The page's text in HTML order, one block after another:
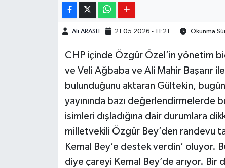
Ali ARASLI 21.05.2026 - 11:21 Okunma
CHP içinde Özgür Özel’in yönetim
ve Veli Ağbaba ve Ali Mahir Başarır
bulunduğunu aktaran Gültekin,
yayınında bazı değerlendirmelerde
isimleri dışladığına dair durumlara
milletvekili Özgür Bey’den randevu
Kemal Bey’e destek verdin’ oluyor.
diye çareyi Kemal Bey’de arıyor. Bir